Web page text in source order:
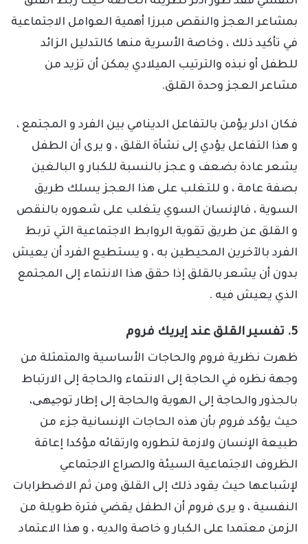
بمشاعر العجز والنقص مبرزا أهمية العوامل الاجتماعية
في تأكيد ذلك ، وخاصة الأسرية منها كالتدليل الزائد
للطفل أو نبذه والترتيب الميلادي يمكن أن تزيد من
مشاعر العجز وحدة القلق.
فكان ادلر يؤمن بالتفاعل الدينامي بين الفرد و المجتمع ،
و هذا التفاعل يؤدي إلى نشأة القلق ، و يرى أن الطفل
يشعر عادة بضعف و عجز بالنسبة للكبار و البالغين
بصفة عامة ، و للتغلب على هذا العجز يسلك طريق
السوية ، فالإنسان السوي يتغلب على شعوره بالنقص
و القلق عن طريق تقوية الروابط الاجتماعية التي تربط
الفرد بالآخرين المحيطين به ، و يستطيع الفرد أن يعيش
بدون أن يشعر بالقلق إذا حقق هذا الانتماء إلى المجتمع
الذي يعيش فيه .
5. تفسير القلق عند إيريك فروم
ظهرت نظرية فروم والحاجات الأساسية والمتمثلة من
وجهة نظره في الحاجة إلى الانتماء والحاجة إلى الارتباط
بالجذور والحاجة إلى الهوية والحاجة إلى إطار توجیهی،
حيث يؤكد فروم بأن هذه الحاجات الإنسانية جزء من
طبيعة الإنسان ولازمة لتطوره وارتقائه مؤكدا إعاقة
الظروف الاجتماعية السيئة والصراع الاجتماعي
لإشباعها حيث يقود ذلك إلى القلق ومن ثم الاضطرابات
النفسية ، و يرى فروم أن الطفل يقضي فترة طويلة من
الزمن معتمدا على الكبار و خاصة والديه ، و هذا الاعتماد